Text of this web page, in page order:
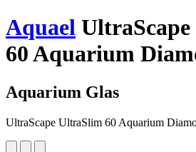
Aquael
60 Aquarium
Aquarium Glas
UltraScape UltraSlim 60 Aquarium